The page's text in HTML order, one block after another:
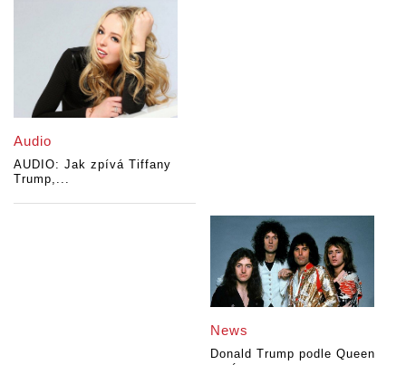
Audio
AUDIO: Jak zpívá Tiffany
Trump,...
News
Donald Trump podle Queen